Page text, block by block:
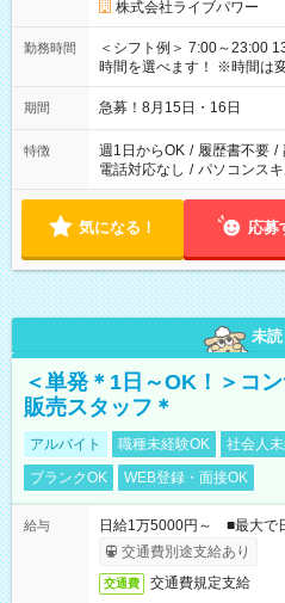
株式会社ライブパワー
勤務時間
＜シフト例＞ 7:00～23:00 13:30～22:00 上
時間を選べます！ ※時間は
期間 急募！8月15日・16日
特徴 週1日からOK / 履歴書不要 /
電話対応なし / パソコンス
気になる！ 応募
未読
＜単発＊1日～OK！＞コ
販売スタッフ＊
アルバイト 職種未経験OK 社会人
ブランクOK
WEB登録・面接OK
給与
日給1万5000円～ ■最大で
交通費別途支給あり
交通費 交通費規定支給